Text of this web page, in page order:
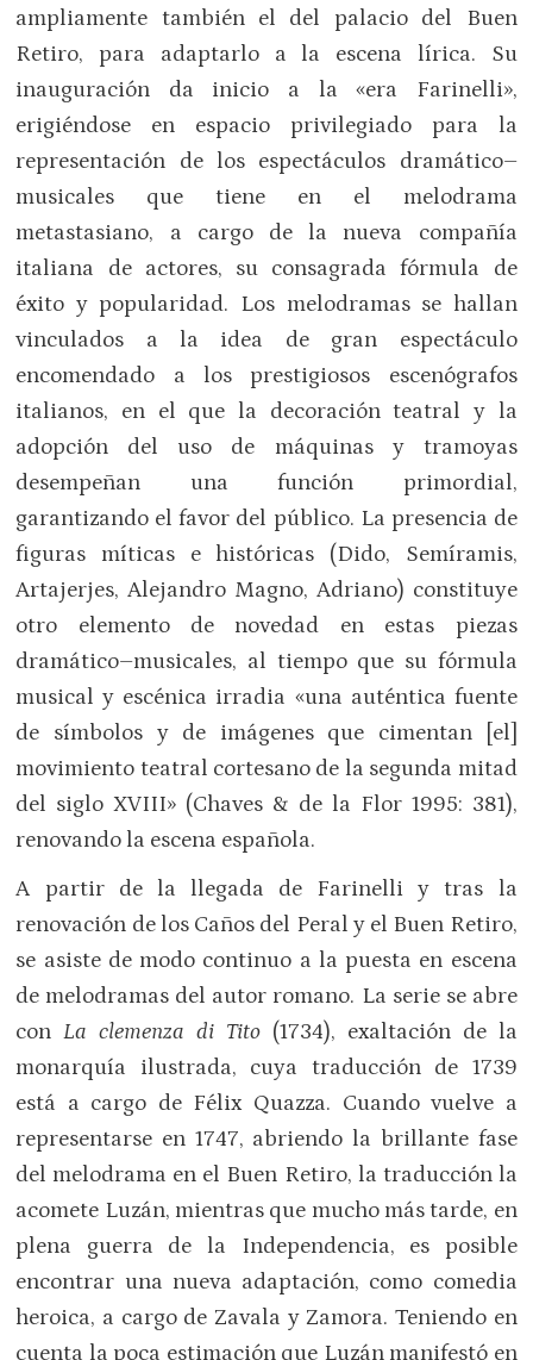
ampliamente también el del palacio del Buen
Retiro, para adaptarlo a la escena lírica. Su
inauguración da inicio a la «era Farinelli»,
erigiéndose en espacio privilegiado para la
representación de los espectáculos dramático–
musicales que tiene en el melodrama
metastasiano, a cargo de la nueva compañía
italiana de actores, su consagrada fórmula de
éxito y popularidad. Los melodramas se hallan
vinculados a la idea de gran espectáculo
encomendado a los prestigiosos escenógrafos
italianos, en el que la decoración teatral y la
adopción del uso de máquinas y tramoyas
desempeñan una función primordial,
garantizando el favor del público. La presencia de
figuras míticas e históricas (Dido, Semíramis,
Artajerjes, Alejandro Magno, Adriano) constituye
otro elemento de novedad en estas piezas
dramático–musicales, al tiempo que su fórmula
musical y escénica irradia «una auténtica fuente
de símbolos y de imágenes que cimentan [el]
movimiento teatral cortesano de la segunda mitad
del siglo XVIII» (Chaves & de la Flor 1995: 381),
renovando la escena española.
A partir de la llegada de Farinelli y tras la
renovación de los Caños del Peral y el Buen Retiro,
se asiste de modo continuo a la puesta en escena
de melodramas del autor romano. La serie se abre
conLa clemenza di Tito (1734), exaltación de la
monarquía ilustrada, cuya traducción de 1739
está a cargo de Félix Quazza. Cuando vuelve a
representarse en 1747, abriendo la brillante fase
del melodrama en el Buen Retiro, la traducción la
acomete Luzán, mientras que mucho más tarde, en
plena guerra de la Independencia, es posible
encontrar una nueva adaptación, como comedia
heroica, a cargo de Zavala y Zamora. Teniendo en
cuenta la poca estimación que Luzán manifestó en